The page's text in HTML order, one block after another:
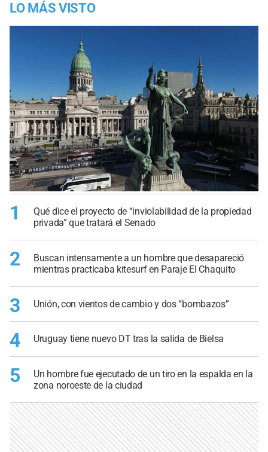
LO MÁS VISTO
1
Qué dice el proyecto de “inviolabilidad de la propiedad
privada” que tratará el Senado
2
Buscan intensamente a un hombre que desapareció
mientras practicaba kitesurf en Paraje El Chaquito
3 Unión, con vientos de cambio y dos “bombazos”
4 Uruguay tiene nuevo DT tras la salida de Bielsa
5
Un hombre fue ejecutado de un tiro en la espalda en la
zona noroeste de la ciudad